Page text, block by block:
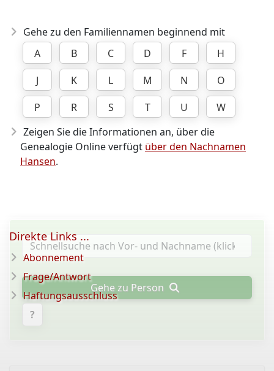
Gehe zu den Familiennamen beginnend mit
A
B C D F
H
J
K L M N
O
P
R S T U
W
Zeigen Sie die Informationen an, über die
Genealogie Online verfügt über den Nachnamen
Hansen.
Gehe zu Person
?
Direkte Links ...
Abonnement
Frage/Antwort
Haftungsausschluss